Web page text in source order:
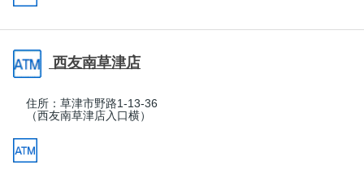
西友南草津店
住所： 草津市野路1-13-36
（西友南草津店入口横）